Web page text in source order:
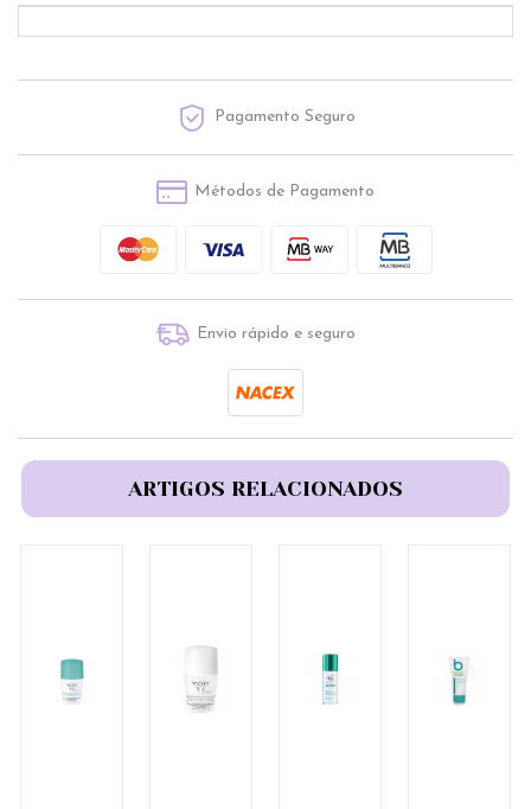
Pagamento Seguro
Métodos de Pagamento
Envio rápido e seguro
ARTIGOS RELACIONADOS